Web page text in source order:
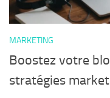
MARKETING
Boostez votre
stratégies